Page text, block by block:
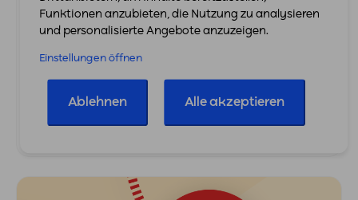
Checkliste Für Startups
Allgemein eCommerce Gründung
Handwerker
Mitarbeiter
Tipps & Tricks
Die Entscheidung zur Selbstständigkeit ist
getroffen, die Idee steht und…
Funktionen anzubieten, die Nutzung zu analysieren
und personalisierte Angebote anzuzeigen.
Einstellungen öffnen
Ablehnen Alle akzeptieren